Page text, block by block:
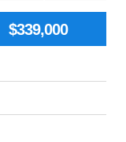
$339,000